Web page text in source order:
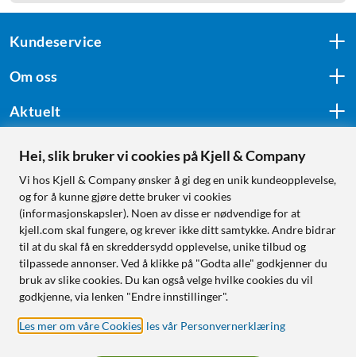
Kundeservice
Om oss
Aktuelt
Følg oss
Handle fra:
Sverige
Norge
Hei, slik bruker vi cookies på Kjell & Company
Vi hos Kjell & Company ønsker å gi deg en unik kundeopplevelse,
og for å kunne gjøre dette bruker vi cookies
(informasjonskapsler). Noen av disse er nødvendige for at
kjell.com skal fungere, og krever ikke ditt samtykke. Andre bidrar
til at du skal få en skreddersydd opplevelse, unike tilbud og
tilpassede annonser. Ved å klikke på "Godta alle" godkjenner du
bruk av slike cookies. Du kan også velge hvilke cookies du vil
godkjenne, via lenken "Endre innstillinger".
Les mer om våre Cookies les vår Personvernerklæring